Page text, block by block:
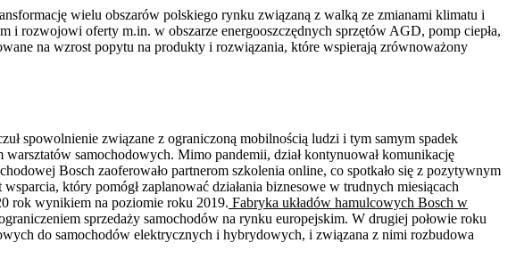
wielu obszarów polskiego rynku związaną z walką ze zmianami klimatu i
rozwojowi oferty m.in. w obszarze energooszczędnych sprzętów AGD, pomp ciepła,
na wzrost popytu na produkty i rozwiązania, które wspierają zrównoważony
spowolnienie związane z ograniczoną mobilnością ludzi i tym samym spadek
samochodowych. Mimo pandemii, dział kontynuował komunikację
Bosch zaoferowało partnerom szkolenia online, co spotkało się z pozytywnym
który pomógł zaplanować działania biznesowe w trudnych miesiącach
rok wynikiem na poziomie roku 2019. Fabryka układów hamulcowych Bosch w
sprzedaży samochodów na rynku europejskim. W drugiej połowie roku
do samochodów elektrycznych i hybrydowych, i związana z nimi rozbudowa